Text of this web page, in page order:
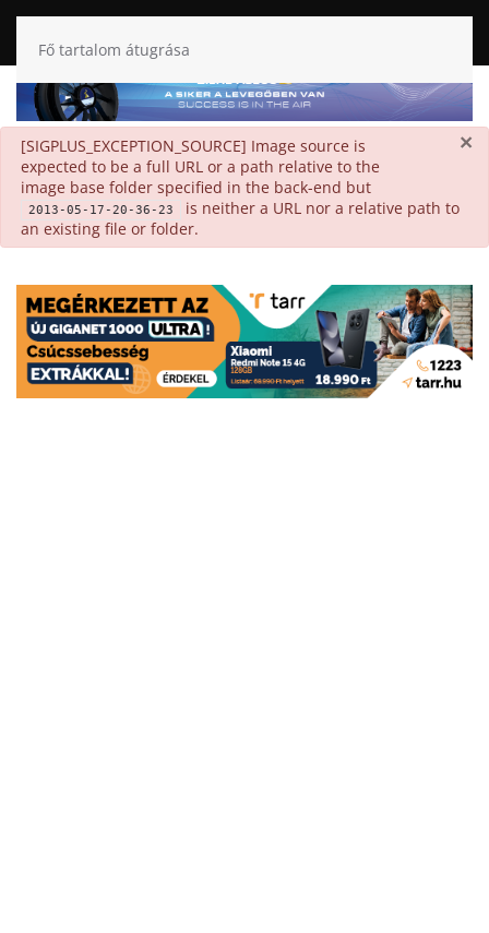
Fő tartalom átugrása
×
danger
[SIGPLUS_EXCEPTION_SOURCE] Image source is
expected to be a full URL or a path relative to the
image base folder specified in the back-end but
2013-05-17-20-36-23
is neither a URL nor a relative path to
an existing file or folder.